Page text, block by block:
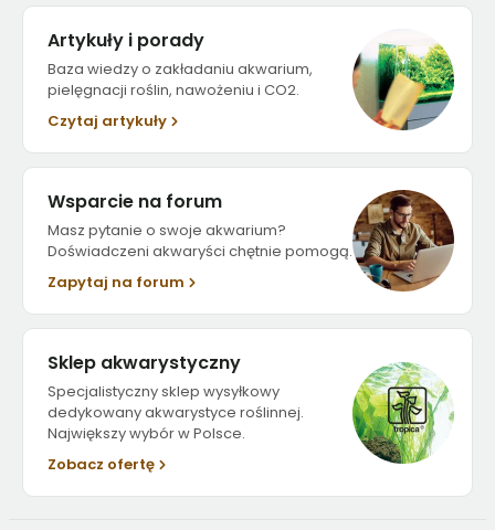
Artykuły i porady
Baza wiedzy o zakładaniu akwarium,
pielęgnacji roślin, nawożeniu i CO2.
Czytaj artykuły
Wsparcie na forum
Masz pytanie o swoje akwarium?
Doświadczeni akwaryści chętnie pomogą.
Zapytaj na forum
Sklep akwarystyczny
Specjalistyczny sklep wysyłkowy
dedykowany akwarystyce roślinnej.
Największy wybór w Polsce.
Zobacz ofertę